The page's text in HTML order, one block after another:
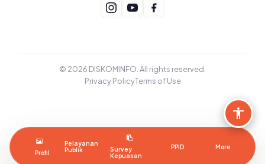
Profil
Pelayanan
Publik
Survey
Kepuasan
PPID More
© 2026 DISKOMINFO. All rights reserved.
Privacy PolicyTerms of Use